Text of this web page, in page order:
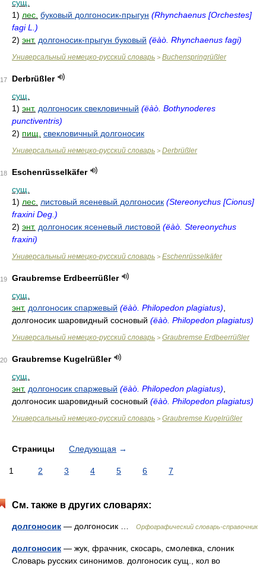
сущ.
1) лес. буковый долгоносик-прыгун (Rhynchaenus [Orchestes]
fagi L.)
2) энт. долгоносик-прыгун буковый (ëàò. Rhynchaenus fagi)
Универсальный немецко-русский словарь > Buchenspringrüßler
17
Derbrüßler
сущ.
1) энт. долгоносик свекловичный (ëàò. Bothynoderes
punctiventris)
2) пищ. свекловичный долгоносик
Универсальный немецко-русский словарь > Derbrüßler
18
Eschenrüsselkäfer
сущ.
1) лес. листовый ясеневый долгоносик (Stereonychus [Cionus]
fraxini Deg.)
2) энт. долгоносик ясеневый листовой (ëàò. Stereonychus
fraxini)
Универсальный немецко-русский словарь > Eschenrüsselkäfer
19
Graubremse Erdbeerrüßler
сущ.
энт. долгоносик спаржевый (ëàò. Philopedon plagiatus)
долгоносик шаровидный сосновый (ëàò. Philopedon plagiatus)
Универсальный немецко-русский словарь > Graubremse Erdbeerrüßler
20
Graubremse Kugelrüßler
сущ.
энт. долгоносик спаржевый (ëàò. Philopedon plagiatus)
долгоносик шаровидный сосновый (ëàò. Philopedon plagiatus)
Универсальный немецко-русский словарь > Graubremse Kugelrüßler
Страницы Следующая →
1 2 3 4 5 6 7
См. также в других словарях:
долгоносик — долгоносик … Орфографический словарь-справочник
долгоносик — жук, фрачник, скосарь, смолевка, слоник
Словарь русских синонимов. долгоносик сущ., кол во